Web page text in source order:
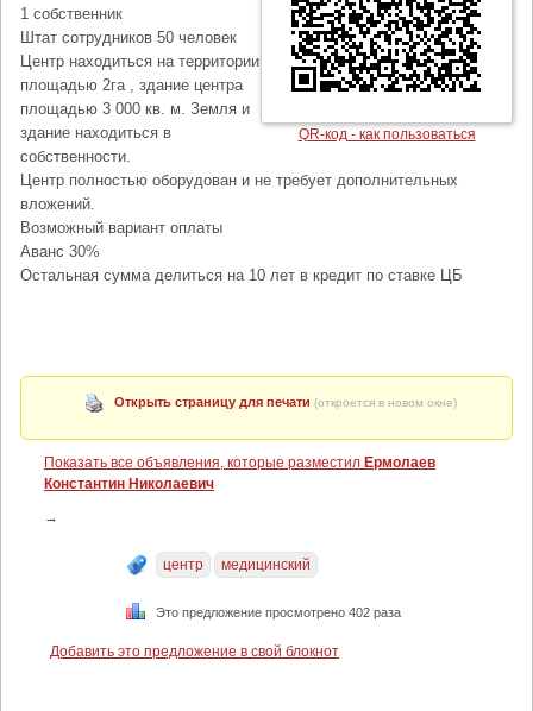
QR-код - как пользоваться
1 собственник
Штат сотрудников 50 человек
Центр находиться на территории
площадью 2га , здание центра
площадью 3 000 кв. м. Земля и
здание находиться в
собственности.
Центр полностью оборудован и не требует дополнительных
вложений.
Возможный вариант оплаты
Аванс 30%
Остальная сумма делиться на 10 лет в кредит по ставке ЦБ
Открыть страницу для печати (откроется в новом окне)
Показать все объявления, которые разместил Ермолаев
Константин Николаевич
→
центр медицинский
Это предложение просмотрено 402 раза
Добавить это предложение в свой блокнот